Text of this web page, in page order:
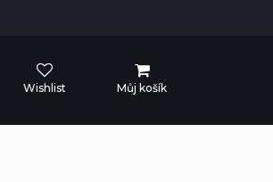
Wishlist Můj košík